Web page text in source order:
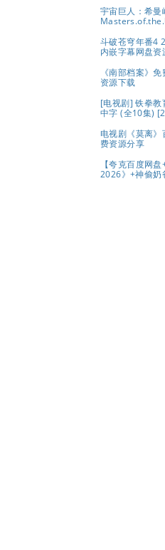
宇宙巨人：希曼
斗破苍穹年番4
内嵌字幕网盘资
《南部档案》
资源下载
[电视剧] 铁拳
中字 (全10集)
电视剧《莫离
费资源分享
【夸克百度网
2026》+神偷奶